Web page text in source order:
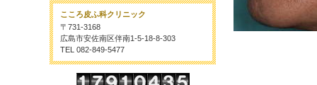
こころ皮ふ科クリニック
〒731-3168
広島市安佐南区伴南1-5-18-8-303
TEL 082-849-5477